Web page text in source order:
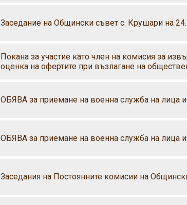
Заседание на Общински съвет с. Крушари на
Покана за участие като член на комисия за
оценка на офертите при възлагане на
ОБЯВА за приемане на военна служба на лица
ОБЯВА за приемане на военна служба на лица
Заседания на Постоянните комисии на